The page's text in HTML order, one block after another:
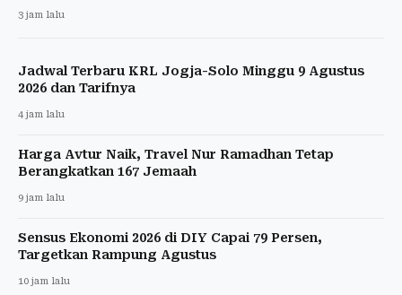
3 jam lalu
Jadwal Terbaru KRL Jogja-Solo Minggu 9 Agustus
2026 dan Tarifnya
4 jam lalu
Harga Avtur Naik, Travel Nur Ramadhan Tetap
Berangkatkan 167 Jemaah
9 jam lalu
Sensus Ekonomi 2026 di DIY Capai 79 Persen,
Targetkan Rampung Agustus
10 jam lalu